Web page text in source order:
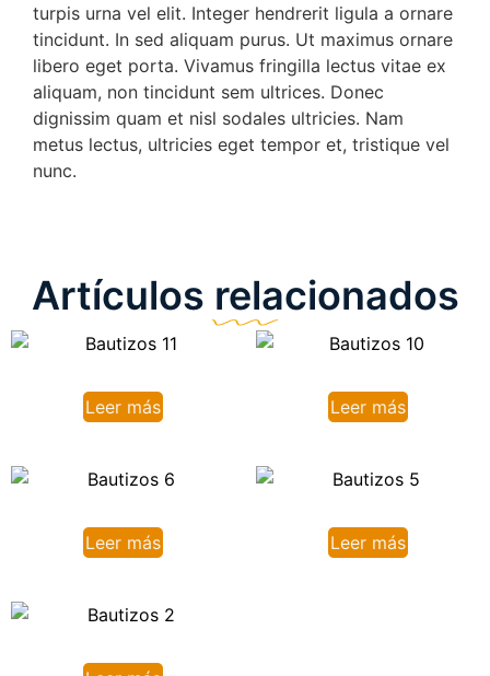
turpis urna vel elit. Integer hendrerit ligula a ornare
tincidunt. In sed aliquam purus. Ut maximus ornare
libero eget porta. Vivamus fringilla lectus vitae ex
aliquam, non tincidunt sem ultrices. Donec
dignissim quam et nisl sodales ultricies. Nam
metus lectus, ultricies eget tempor et, tristique vel
nunc.
Artículos relacionados
Leer más Leer más
Leer más Leer más